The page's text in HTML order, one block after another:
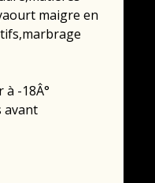
maigre en
-18Â°
avant